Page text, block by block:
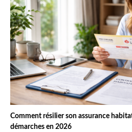
Comment résilier son assurance
démarches en 2026